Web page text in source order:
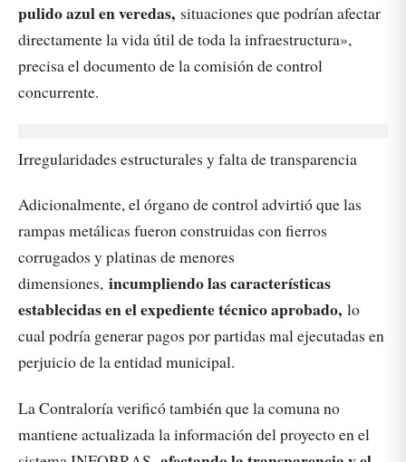
pulido azul en veredas, situaciones que podrían afectar
directamente la vida útil de toda la infraestructura»,
precisa el documento de la comisión de control
concurrente.
Irregularidades estructurales y falta de transparencia
Adicionalmente, el órgano de control advirtió que las
rampas metálicas fueron construidas con fierros
corrugados y platinas de menores
dimensiones, incumpliendo las características
establecidas en el expediente técnico aprobado, lo
cual podría generar pagos por partidas mal ejecutadas en
perjuicio de la entidad municipal.
La Contraloría verificó también que la comuna no
mantiene actualizada la información del proyecto en el